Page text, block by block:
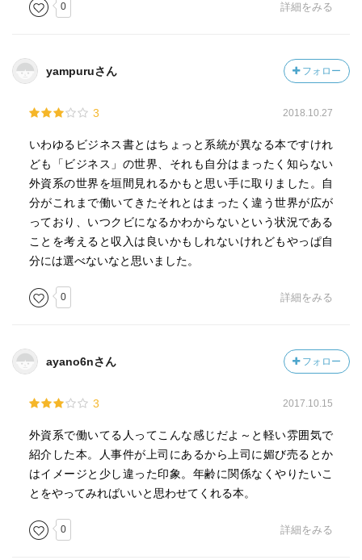
0 詳細をみる
yampuruさん フォロー
3 2018.10.27
いわゆるビジネス書とはちょっと系統が異なる本ですけれ
ども「ビジネス」の世界、それも自分はまったく知らない
外資系の世界を垣間見れるかもと思い手に取りました。自
分がこれまで働いてきたそれとはまったく違う世界が広が
っており、いつクビになるかわからないという状況である
ことを考えると収入は良いかもしれないけれどもやっぱ自
分には選べないなと思いました。
0 詳細をみる
ayano6nさん フォロー
3 2017.10.15
外資系で働いてる人ってこんな感じだよ～と軽い雰囲気で
紹介した本。人事件が上司にあるから上司に媚び売るとか
はイメージと少し違った印象。年齢に関係なくやりたいこ
とをやってみればいいと思わせてくれる本。
0 詳細をみる